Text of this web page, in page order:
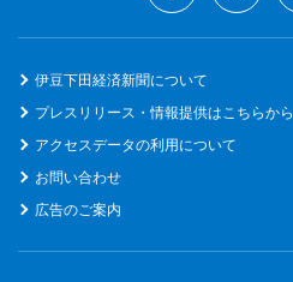
伊豆下田経済新聞について
プレスリリース・情報提供はこちらから
アクセスデータの利用について
お問い合わせ
広告のご案内